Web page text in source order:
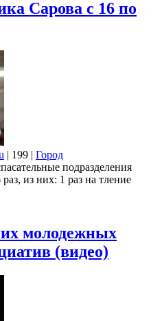
Сарова с 16 по
| 199 | Город
подразделения
из них: 1 раз на тление
молодежных
(видео)